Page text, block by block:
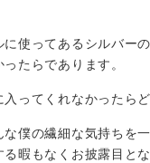
使ってあるシルバー
たらであります。
入ってくれなかったら
僕の繊細な気持ちを
暇もなくお披露目とな